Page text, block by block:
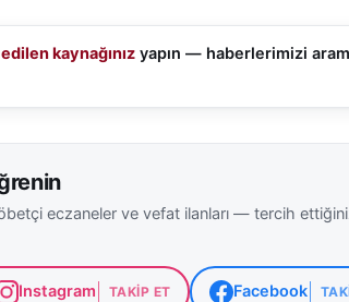
kaynağınız yapın — haberlerimizi
eczaneler ve vefat ilanları — tercih
Instagram TAKIP ET Facebook